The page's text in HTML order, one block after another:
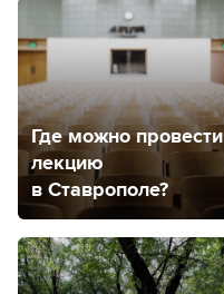
Где можно провести
лекцию
в Ставрополе?